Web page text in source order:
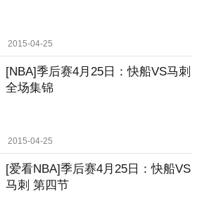
2015-04-25
[NBA]季后赛4月25日：快船VS马刺
全场集锦
2015-04-25
[爱看NBA]季后赛4月25日：快船VS
马刺 第四节